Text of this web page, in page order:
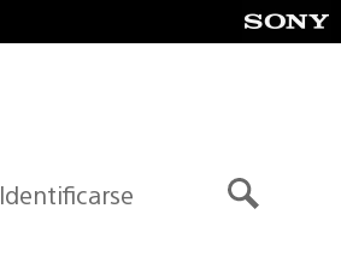
Identificarse